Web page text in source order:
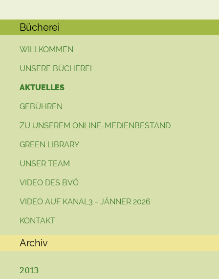
Bücherei
WILLKOMMEN
UNSERE BÜCHEREI
AKTUELLES
GEBÜHREN
ZU UNSEREM ONLINE-MEDIENBESTAND
GREEN LIBRARY
UNSER TEAM
VIDEO DES BVÖ
VIDEO AUF KANAL3 - JÄNNER 2026
KONTAKT
Archiv
2013